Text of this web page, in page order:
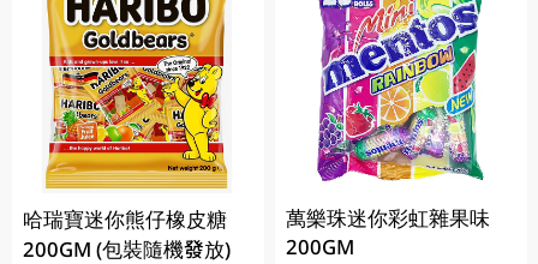
哈瑞寶迷你熊仔橡皮糖
200GM (包裝隨機發放)
萬樂珠迷你彩虹雜果味
200GM